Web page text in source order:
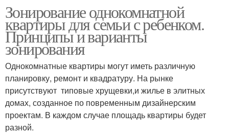
Зонирование однокомнатной
квартиры для семьи с ребенком.
Принципы и варианты
зонирования
Однокомнатные квартиры могут иметь различную
планировку, ремонт и квадратуру. На рынке
присутствуют типовые хрущевки,и жилье в элитных
домах, созданное по повременным дизайнерским
проектам. В каждом случае площадь квартиры будет
разной.